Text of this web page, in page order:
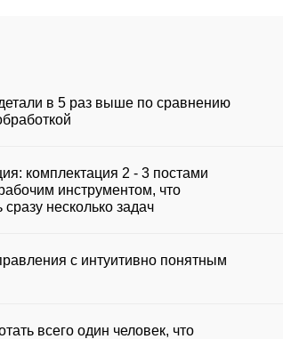
в 5 раз выше по сравнению
комплектация 2 - 3 постами
инструментом, что
несколько задач
с интуитивно понятным
всего один человек, что